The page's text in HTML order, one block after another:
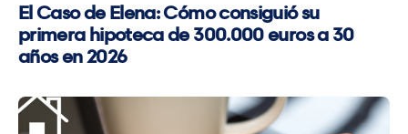
El Caso de Elena: Cómo consiguió su
primera hipoteca de 300.000 euros a 30
años en 2026